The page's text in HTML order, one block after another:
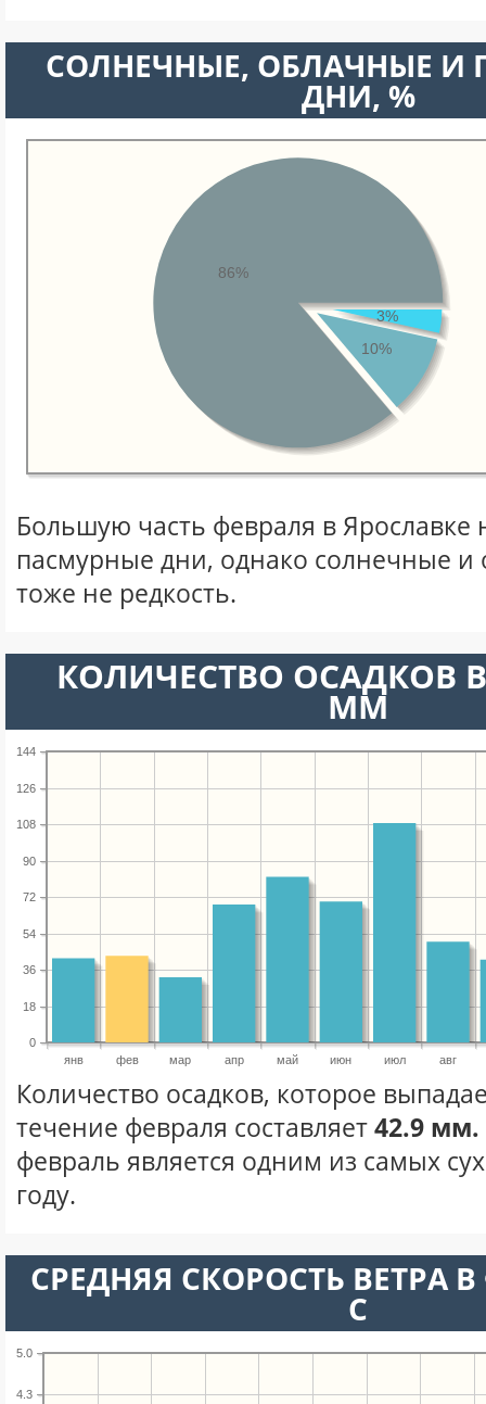
CОЛНЕЧНЫЕ, ОБЛАЧНЫЕ И
ДНИ, %
3%
10%
86%
Большую часть февраля в Ярославке
пасмурные дни, однако солнечные
тоже не редкость.
КОЛИЧЕСТВО ОСАДКОВ
ММ
янв фев мар апр май июн июл авг
0
18
36
54
72
90
108
126
144
Количество осадков, которое
течение февраля составляет42.9 мм.
февраль является одним из самых
году.
СРЕДНЯЯ СКОРОСТЬ ВЕТРА
С
4.3
5.0